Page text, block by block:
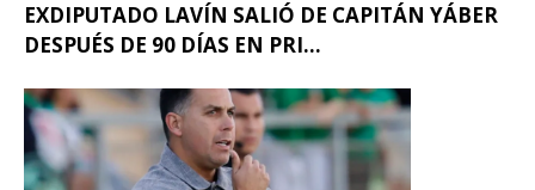
EXDIPUTADO LAVÍN SALIÓ DE CAPITÁN YÁBER
DESPUÉS DE 90 DÍAS EN PRI...